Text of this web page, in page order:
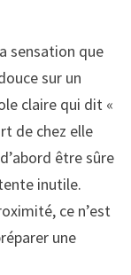
sensation que
sur un
claire qui dit «
de chez elle
être sûre
inutile.
ce n’est
une